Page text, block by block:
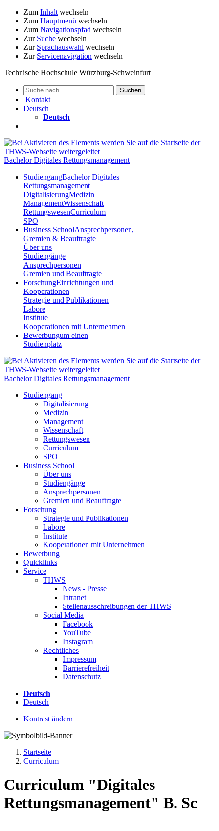
Zum Inhalt wechseln
Zum Hauptmenü wechseln
Zum Navigationspfad wechseln
Zur Suche wechseln
Zur Sprachauswahl wechseln
Zur Servicenavigation wechseln
Technische Hochschule Würzburg-Schweinfurt
Kontakt
Deutsch
Deutsch
Bachelor Digitales Rettungsmanagement
StudiengangBachelor Digitales
Rettungsmanagement
DigitalisierungMedizin
ManagementWissenschaft
RettungswesenCurriculum
SPO
Business SchoolAnsprechpersonen,
Gremien & Beauftragte
Über uns
Studiengänge
Ansprechpersonen
Gremien und Beauftragte
ForschungEinrichtungen und
Kooperationen
Strategie und Publikationen
Labore
Institute
Kooperationen mit Unternehmen
Bewerbungum einen
Studienplatz
Bachelor Digitales Rettungsmanagement
Studiengang
Digitalisierung
Medizin
Management
Wissenschaft
Rettungswesen
Curriculum
SPO
Business School
Über uns
Studiengänge
Ansprechpersonen
Gremien und Beauftragte
Forschung
Strategie und Publikationen
Labore
Institute
Kooperationen mit Unternehmen
Bewerbung
Quicklinks
Service
THWS
News - Presse
Intranet
Stellenausschreibungen der THWS
Social Media
Facebook
YouTube
Instagram
Rechtliches
Impressum
Barrierefreiheit
Datenschutz
Deutsch
Deutsch
Kontrast ändern
Startseite
Curriculum
Curriculum "Digitales
Rettungsmanagement" B. Sc